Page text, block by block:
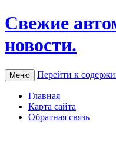
Свежие
новости.
Меню Перейти к
Главная
Карта сайта
Обратная связь